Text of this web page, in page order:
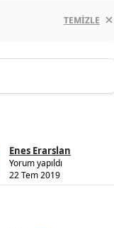
TEMIZLE
Enes Erarslan
Yorum yapıldı
22 Tem 2019